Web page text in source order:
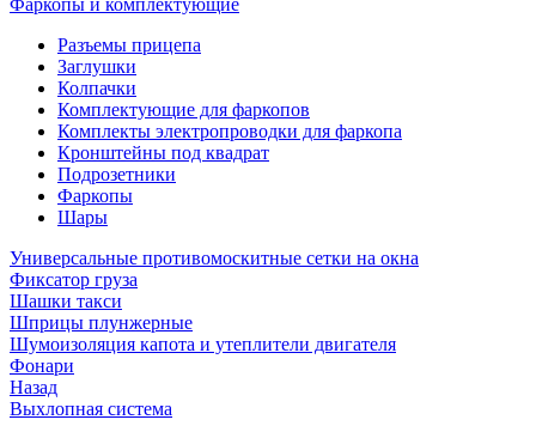
Фаркопы и комплектующие
Разъемы прицепа
Заглушки
Колпачки
Комплектующие для фаркопов
Комплекты электропроводки для фаркопа
Кронштейны под квадрат
Подрозетники
Фаркопы
Шары
Универсальные противомоскитные сетки на окна
Фиксатор груза
Шашки такси
Шприцы плунжерные
Шумоизоляция капота и утеплители двигателя
Фонари
Назад
Выхлопная система